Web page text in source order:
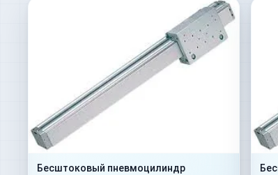
Бесштоковый пневмоцилиндр